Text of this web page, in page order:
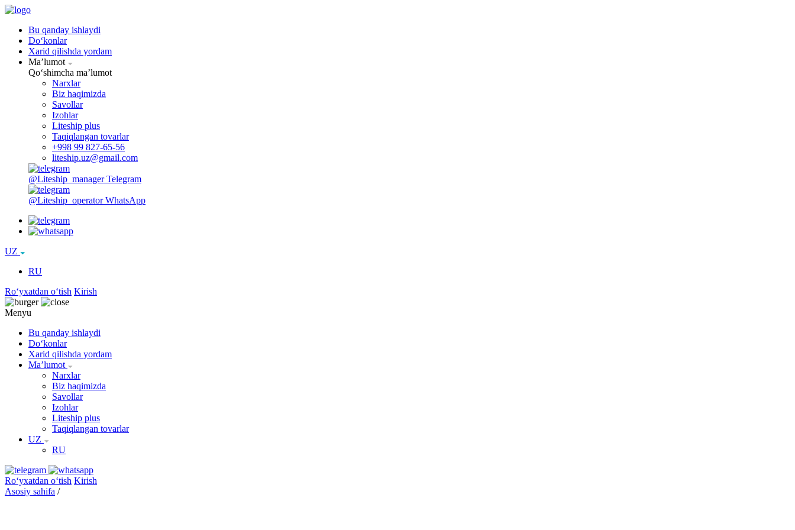
Bu qanday ishlaydi
Doʻkonlar
Xarid qilishda yordam
Maʼlumot
Qoʻshimcha maʼlumot
Narxlar
Biz haqimizda
Savollar
Izohlar
Liteship plus
Taqiqlangan tovarlar
+998 99 827-65-56
liteship.uz@gmail.com
@Liteship_manager Telegram
@Liteship_operator WhatsApp
UZ
RU
Roʻyxatdan oʻtish Kirish
Menyu
Bu qanday ishlaydi
Doʻkonlar
Xarid qilishda yordam
Maʼlumot
Narxlar
Biz haqimizda
Savollar
Izohlar
Liteship plus
Taqiqlangan tovarlar
UZ
RU
Roʻyxatdan oʻtish Kirish
Asosiy sahifa /